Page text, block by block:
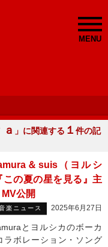
MENU
」に関連する １ 件の記
＆suis（ヨルシ
この夏の星を見る』主
公開
楽ニュース 2025年6月27日
とヨルシカのボーカ
ラボレーション・ソング